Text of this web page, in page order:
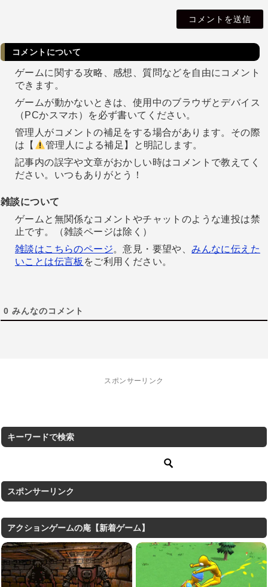
コメントについて
ゲームに関する攻略、感想、質問などを自由にコメント
できます。
ゲームが動かないときは、使用中のブラウザとデバイス
（PCかスマホ）を必ず書いてください。
管理人がコメントの補足をする場合があります。その際
は【
管理人による補足】と明記します。
記事内の誤字や文章がおかしい時はコメントで教えてく
ださい。いつもありがとう！
雑談について
ゲームと無関係なコメントやチャットのような連投は禁
止です。（雑談ページは除く）
雑談はこちらのページ。意見・要望や、みんなに伝えた
いことは伝言板 をご利用ください。
0 みんなのコメント
スポンサーリンク
キーワードで検索
スポンサーリンク
アクションゲームの庵【新着ゲーム】